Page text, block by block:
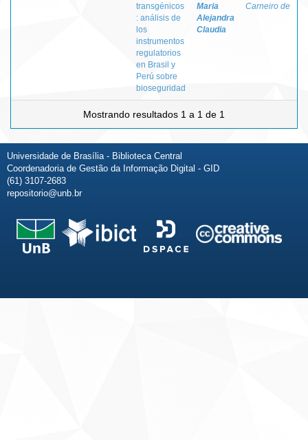
transgénicos
: análisis de
los
instrumentos
regulatorios
en Brasil y
Perú sobre
bioseguridad
Maria
Alejandra
Claudia
Carneiro de
Mostrando resultados 1 a 1 de 1
Universidade de Brasília - Biblioteca Central
Coordenadoria de Gestão da Informação Digital - GID
(61) 3107-2683
repositorio@unb.br